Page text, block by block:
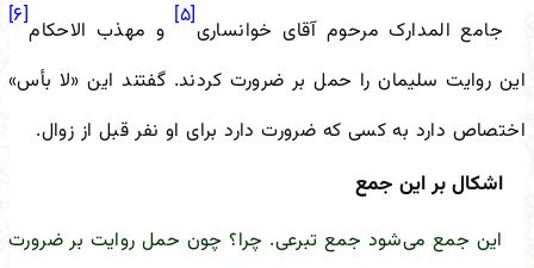
جامع المدارک مرحوم آقای خوانساری
[۵]
و مهذب الاحکام
[۶]
این روایت سلیمان را حمل بر ضرورت کردند. گفتند این «لا بأس»
اختصاص دارد به کسی که ضرورت دارد برای او نفر قبل از زوال.
اشکال بر این جمع
این جمع می‌شود جمع تبرعی. چرا؟ چون حمل روایت بر ضرورت